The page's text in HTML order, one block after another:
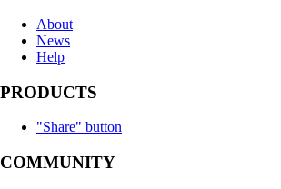
About
News
Help
PRODUCTS
"Share" button
COMMUNITY